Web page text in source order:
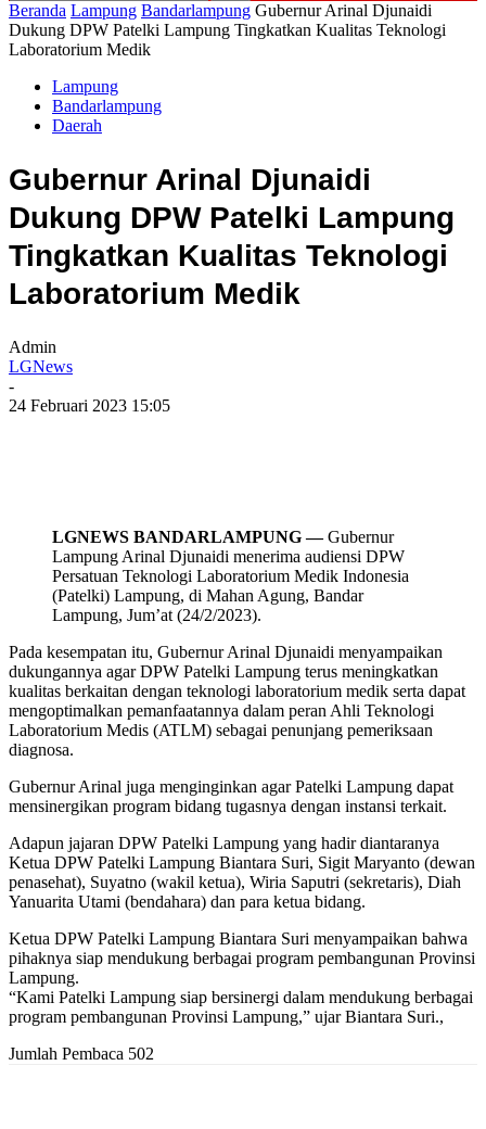
Beranda Lampung Bandarlampung Gubernur Arinal Djunaidi
Dukung DPW Patelki Lampung Tingkatkan Kualitas Teknologi
Laboratorium Medik
Lampung
Bandarlampung
Daerah
Gubernur Arinal Djunaidi
Dukung DPW Patelki Lampung
Tingkatkan Kualitas Teknologi
Laboratorium Medik
Admin
LGNews
-
24 Februari 2023 15:05
LGNEWS BANDARLAMPUNG —Gubernur
Lampung Arinal Djunaidi menerima audiensi DPW
Persatuan Teknologi Laboratorium Medik Indonesia
(Patelki) Lampung, di Mahan Agung, Bandar
Lampung, Jum’at (24/2/2023).
Pada kesempatan itu, Gubernur Arinal Djunaidi menyampaikan
dukungannya agar DPW Patelki Lampung terus meningkatkan
kualitas berkaitan dengan teknologi laboratorium medik serta dapat
mengoptimalkan pemanfaatannya dalam peran Ahli Teknologi
Laboratorium Medis (ATLM) sebagai penunjang pemeriksaan
diagnosa.
Gubernur Arinal juga menginginkan agar Patelki Lampung dapat
mensinergikan program bidang tugasnya dengan instansi terkait.
Adapun jajaran DPW Patelki Lampung yang hadir diantaranya
Ketua DPW Patelki Lampung Biantara Suri, Sigit Maryanto (dewan
penasehat), Suyatno (wakil ketua), Wiria Saputri (sekretaris), Diah
Yanuarita Utami (bendahara) dan para ketua bidang.
Ketua DPW Patelki Lampung Biantara Suri menyampaikan bahwa
pihaknya siap mendukung berbagai program pembangunan Provinsi
Lampung.
“Kami Patelki Lampung siap bersinergi dalam mendukung berbagai
program pembangunan Provinsi Lampung,” ujar Biantara Suri.,
Jumlah Pembaca 502